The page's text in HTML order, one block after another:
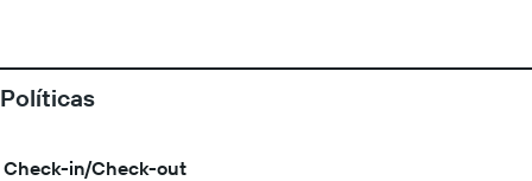
Políticas
Check-in/Check-out